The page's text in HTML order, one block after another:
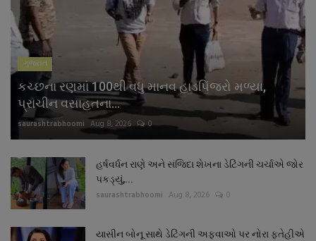
ગુજરાત
કચ્છના રણમાં 100થી વધુ માનવ હાડપિંજરો મળ્યા,
પ્રાચીન વસાહતના...
saurashtrabhoomi Aug 8, 2026 0
હર્ષવર્ધન રાણે અને સંજિદા શેખના ડેટિંગની ચર્ચાએ જોર
પકડ્યું,...
saurashtrabhoomi Aug 8, 2026 0
યાસીન બોનૂ સાથે ડેટિંગની અફવાઓ પર નોરા ફતેહીએ